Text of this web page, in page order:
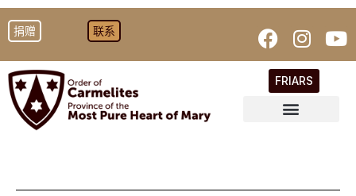
捐赠 联系
FRIARS